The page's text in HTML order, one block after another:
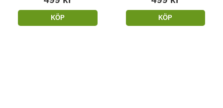
KÖP KÖP